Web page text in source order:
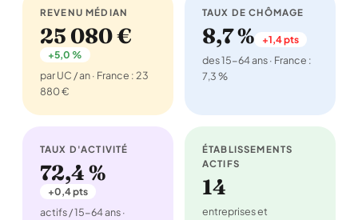
REVENU MÉDIAN
25 080 €
+5,0 %
par UC / an · France : 23
880 €
TAUX DE CHÔMAGE
8,7 % +1,4 pts
des 15-64 ans · France :
7,3 %
TAUX D'ACTIVITÉ
72,4 %
+0,4 pts
actifs / 15-64 ans ·
ÉTABLISSEMENTS
ACTIFS
14
entreprises et